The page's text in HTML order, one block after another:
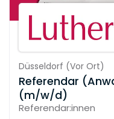
Düsseldorf (Vor Ort)
Referendar
(m/w/d)
Referendar:innen